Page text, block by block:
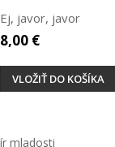
Ej, javor, javor
8,00 €
VLOŽIŤ DO KOŠÍKA